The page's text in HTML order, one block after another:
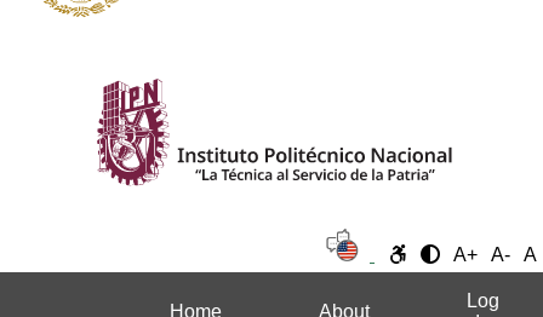
A+ A- A
Home About
Log